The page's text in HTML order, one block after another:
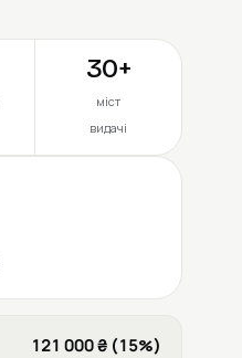
30+
міст
видачі
121 000 ₴ (15%)